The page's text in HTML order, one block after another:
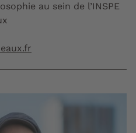
au sein de l’INSPE